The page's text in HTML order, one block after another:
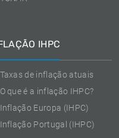
IHPC
Taxas de inflação atuais
O que é a inflação IHPC?
Inflação Europa (IHPC)
Inflação Portugal (IHPC)